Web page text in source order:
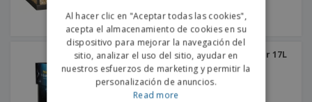
Marina | Acuario Explorer 17L
SPANISH
Al hacer clic en "Aceptar todas las cookies",
acepta el almacenamiento de cookies en su
dispositivo para mejorar la navegación del
sitio, analizar el uso del sitio, ayudar en
nuestros esfuerzos de marketing y permitir la
personalización de anuncios.
Read more